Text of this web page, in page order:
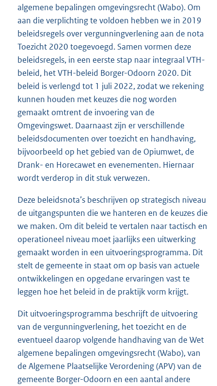
algemene bepalingen omgevingsrecht (Wabo). Om
aan die verplichting te voldoen hebben we in 2019
beleidsregels over vergunningverlening aan de nota
Toezicht 2020 toegevoegd. Samen vormen deze
beleidsregels, in een eerste stap naar integraal VTH-
beleid, het VTH-beleid Borger-Odoorn 2020. Dit
beleid is verlengd tot 1 juli 2022, zodat we rekening
kunnen houden met keuzes die nog worden
gemaakt omtrent de invoering van de
Omgevingswet. Daarnaast zijn er verschillende
beleidsdocumenten over toezicht en handhaving,
bijvoorbeeld op het gebied van de Opiumwet, de
Drank- en Horecawet en evenementen. Hiernaar
wordt verderop in dit stuk verwezen.
Deze beleidsnota’s beschrijven op strategisch niveau
de uitgangspunten die we hanteren en de keuzes die
we maken. Om dit beleid te vertalen naar tactisch en
operationeel niveau moet jaarlijks een uitwerking
gemaakt worden in een uitvoeringsprogramma. Dit
stelt de gemeente in staat om op basis van actuele
ontwikkelingen en opgedane ervaringen vast te
leggen hoe het beleid in de praktijk vorm krijgt.
Dit uitvoeringsprogramma beschrijft de uitvoering
van de vergunningverlening, het toezicht en de
eventueel daarop volgende handhaving van de Wet
algemene bepalingen omgevingsrecht (Wabo), van
de Algemene Plaatselijke Verordening (APV) van de
gemeente Borger-Odoorn en een aantal andere